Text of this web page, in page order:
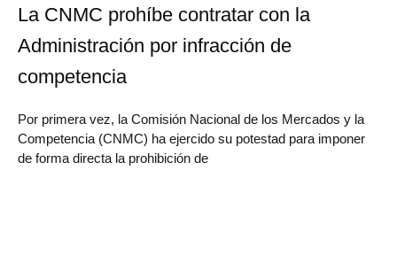
La CNMC prohíbe contratar con la
Administración por infracción de
competencia
Por primera vez, la Comisión Nacional de los Mercados y la
Competencia (CNMC) ha ejercido su potestad para imponer
de forma directa la prohibición de